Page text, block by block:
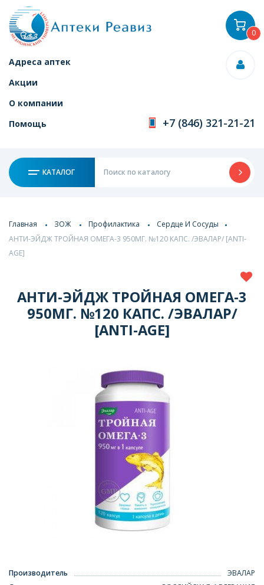
Адреса аптек
Акции
О компании
Помощь
+7 (846) 321-21-21
КАТАЛОГ
0
Главная ЗОЖ Профилактика
Сердце И Сосуды
АНТИ-ЭЙДЖ ТРОЙНАЯ ОМЕГА-3 950МГ. №120 КАПС. /ЭВАЛАР/ [ANTI-
AGE]
АНТИ-ЭЙДЖ ТРОЙНАЯ ОМЕГА-3
950МГ. №120 КАПС. /ЭВАЛАР/
[ANTI-AGE]
Производитель
ЭВАЛАР